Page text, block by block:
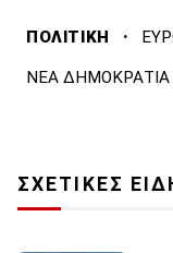
ΠΟΛΙΤΙΚΗ ·
ΝΕΑ ΔΗΜΟΚΡΑΤΙΑ
ΣΧΕΤΙΚΕΣ